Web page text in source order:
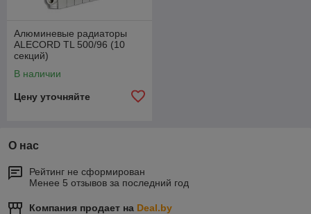
Алюминевые радиаторы
ALECORD TL 500/96 (10
секций)
В наличии
Цену уточняйте
О нас
Рейтинг не сформирован
Менее 5 отзывов за последний год
Компания продает на Deal.by